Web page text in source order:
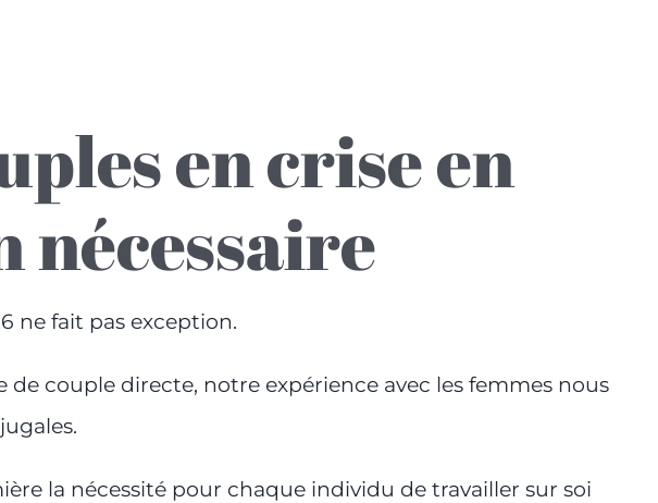
en crise en
nécessaire
ne fait pas exception.
couple directe, notre expérience avec les femmes nous
la nécessité pour chaque individu de travailler sur soi